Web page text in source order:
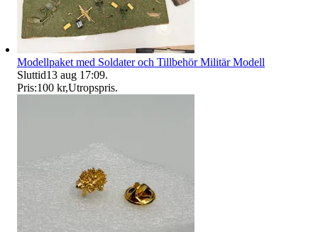
Modellpaket med Soldater och Tillbehör Militär Modell
Sluttid13 aug 17:09.
Pris:100 kr,Utropspris.